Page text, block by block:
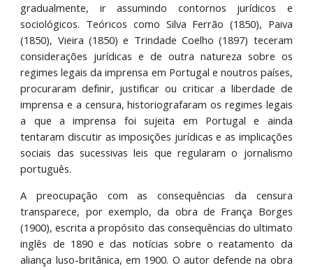
gradualmente, ir assumindo contornos jurídicos e
sociológicos. Teóricos como Silva Ferrão (1850), Paiva
(1850), Vieira (1850) e Trindade Coelho (1897) teceram
considerações jurídicas e de outra natureza sobre os
regimes legais da imprensa em Portugal e noutros países,
procuraram definir, justificar ou criticar a liberdade de
imprensa e a censura, historiografaram os regimes legais
a que a imprensa foi sujeita em Portugal e ainda
tentaram discutir as imposições jurídicas e as implicações
sociais das sucessivas leis que regularam o jornalismo
português.
A preocupação com as consequências da censura
transparece, por exemplo, da obra de França Borges
(1900), escrita a propósito das consequências do ultimato
inglês de 1890 e das notícias sobre o reatamento da
aliança luso-britânica, em 1900. O autor defende na obra